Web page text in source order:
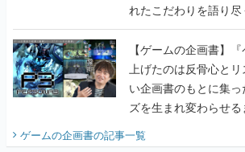
れたこだわりを語り
画書】
【ゲームの企画書】
上げたのは反骨心と
い企画書のもとに集っ
ズを生まれ変わらせ
ゲームの企画書の記事一覧